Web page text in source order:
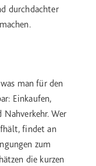
durchdachter
man für den
Einkaufen,
Wer
findet an
zum
die kurzen